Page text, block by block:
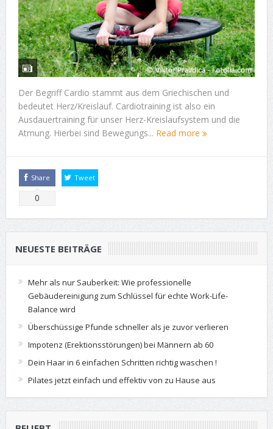
Der Begriff Cardio stammt aus dem Griechischen und
bedeutet Herz/Kreislauf. Cardiotraining ist also ein
Ausdauertraining für unser Herz-Kreislaufsystem und die
Atmung. Hierbei sind Bewegungs... Read more
Share
0
Tweet
NEUESTE BEITRÄGE
Mehr als nur Sauberkeit: Wie professionelle
Gebäudereinigung zum Schlüssel für echte Work-Life-
Balance wird
Überschüssige Pfunde schneller als je zuvor verlieren
Impotenz (Erektionsstörungen) bei Männern ab 60
Dein Haar in 6 einfachen Schritten richtig waschen !
Pilates jetzt einfach und effektiv von zu Hause aus